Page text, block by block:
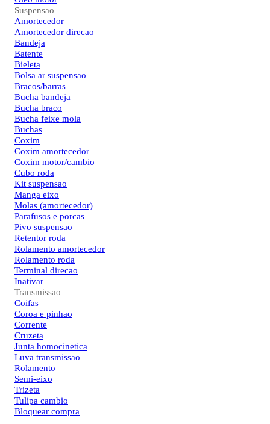
Suspensao
Amortecedor
Amortecedor direcao
Bandeja
Batente
Bieleta
Bolsa ar suspensao
Bracos/barras
Bucha bandeja
Bucha braco
Bucha feixe mola
Buchas
Coxim
Coxim amortecedor
Coxim motor/cambio
Cubo roda
Kit suspensao
Manga eixo
Molas (amortecedor)
Parafusos e porcas
Pivo suspensao
Retentor roda
Rolamento amortecedor
Rolamento roda
Terminal direcao
Inativar
Transmissao
Coifas
Coroa e pinhao
Corrente
Cruzeta
Junta homocinetica
Luva transmissao
Rolamento
Semi-eixo
Trizeta
Tulipa cambio
Bloquear compra